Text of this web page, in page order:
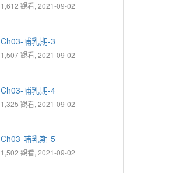
1,612 觀看, 2021-09-02
Ch03-哺乳期-3
1,507 觀看, 2021-09-02
Ch03-哺乳期-4
1,325 觀看, 2021-09-02
Ch03-哺乳期-5
1,502 觀看, 2021-09-02